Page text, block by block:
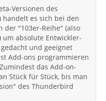
Versionen des
es sich bei den
der "103er-Reihe" (also
um absolute Entwickler-
und geeignet
Add-ons programmieren
das Add-on-
Stück für Stück, bis man
des Thunderbird